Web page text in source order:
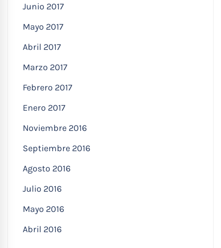
Junio 2017
Mayo 2017
Abril 2017
Marzo 2017
Febrero 2017
Enero 2017
Noviembre 2016
Septiembre 2016
Agosto 2016
Julio 2016
Mayo 2016
Abril 2016